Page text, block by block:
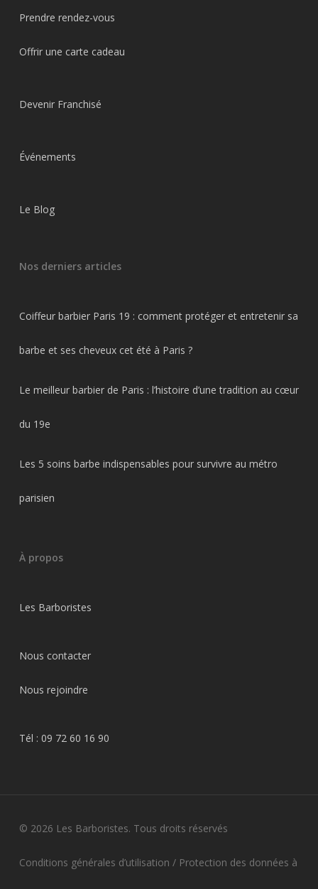
Prendre rendez-vous
Offrir une carte cadeau
Devenir Franchisé
Événements
Le Blog
Nos derniers articles
Coiffeur barbier Paris 19 : comment protéger et entretenir sa
barbe et ses cheveux cet été à Paris ?
Le meilleur barbier de Paris : l’histoire d’une tradition au cœur
du 19e
Les 5 soins barbe indispensables pour survivre au métro
parisien
À propos
Les Barboristes
Nous contacter
Nous rejoindre
Tél : 09 72 60 16 90
© 2026 Les Barboristes. Tous droits réservés
Conditions générales d’utilisation / Protection des données à